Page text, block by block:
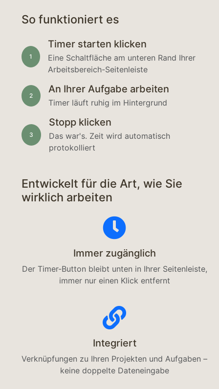
So funktioniert es
1
Timer starten klicken
Eine Schaltfläche am unteren Rand Ihrer
Arbeitsbereich-Seitenleiste
2
An Ihrer Aufgabe arbeiten
Timer läuft ruhig im Hintergrund
3
Stopp klicken
Das war's. Zeit wird automatisch
protokolliert
Entwickelt für die Art, wie Sie
wirklich arbeiten
Immer zugänglich
Der Timer-Button bleibt unten in Ihrer Seitenleiste,
immer nur einen Klick entfernt
Integriert
Verknüpfungen zu Ihren Projekten und Aufgaben –
keine doppelte Dateneingabe